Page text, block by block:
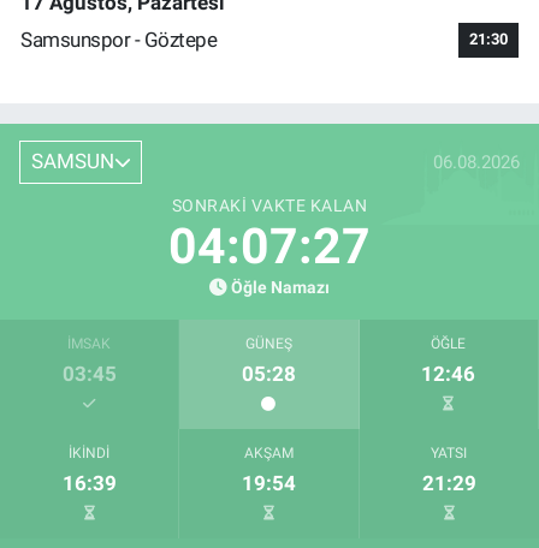
Samsunspor - Göztepe
21:30
SAMSUN 06.08.2026
SONRAKI VAKTE KALAN
04:07:26
Öğle Namazı
İMSAK
03:45
GÜNEŞ
05:28
ÖĞLE
12:46
İKINDI
16:39
AKŞAM
19:54
YATSI
21:29